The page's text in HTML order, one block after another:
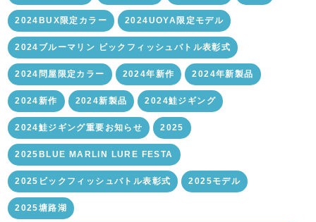
2024BUX限定カラー 2024UOYA限定モデル
2024ブルーマリン ビックフィッシュバトル表彰式
2024問屋限定カラー 2024年新作 2024年新製品
2024新作 2024新製品 2024鮭ジギング
2024鮭ジギング重要お知らせ 2025
2025BLUE MARLIN LURE FESTA
2025ビックフィッシュバトル表彰式 2025モデル
2025塘路湖